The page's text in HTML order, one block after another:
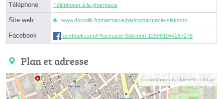
Téléphone Téléphoner à la pharmacie
Site web www.doctolib.fr/pharmacie/paris/pharmacie-slakmon
Facebook facebook.com/Pharmacie-Slakmon-125981944257278
Plan et adresse
© contributeurs OpenStreetMap